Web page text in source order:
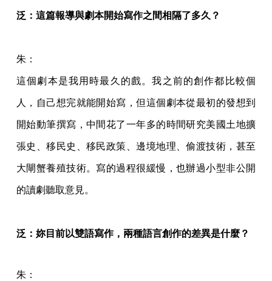
泛：這篇報導與劇本開始寫作之間相隔了多久？
朱：
這個劇本是我用時最久的戲。我之前的創作都比較個
人，自己想完就能開始寫，但這個劇本從最初的發想到
開始動筆撰寫，中間花了一年多的時間研究美國土地擴
張史、移民史、移民政策、邊境地理、偷渡技術，甚至
大閘蟹養殖技術。寫的過程很緩慢，也辦過小型非公開
的讀劇聽取意見。
泛：妳目前以雙語寫作，兩種語言創作的差異是什麼？
朱：